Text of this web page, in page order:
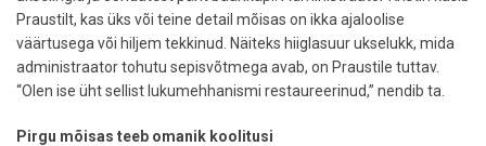
Praustilt, kas üks või teine detail mõisas on ikka ajaloolise
väärtusega või hiljem tekkinud. Näiteks hiiglasuur ukselukk, mida
administraator tohutu sepisvõtmega avab, on Praustile tuttav.
“Olen ise üht sellist lukumehhanismi restaureerinud,” nendib ta.
Pirgu mõisas teeb omanik koolitusi